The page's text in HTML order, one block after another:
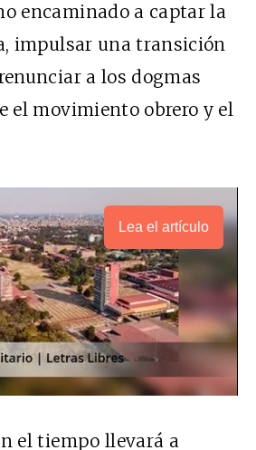
encaminado a captar la
impulsar una transición
a los dogmas
el movimiento obrero y el
Lea el artículo
el tiempo llevará a